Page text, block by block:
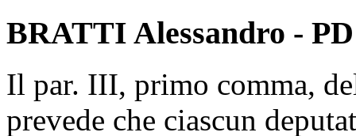
BRATTI Alessandro - PD
Il par. III, primo comma,
prevede che ciascun